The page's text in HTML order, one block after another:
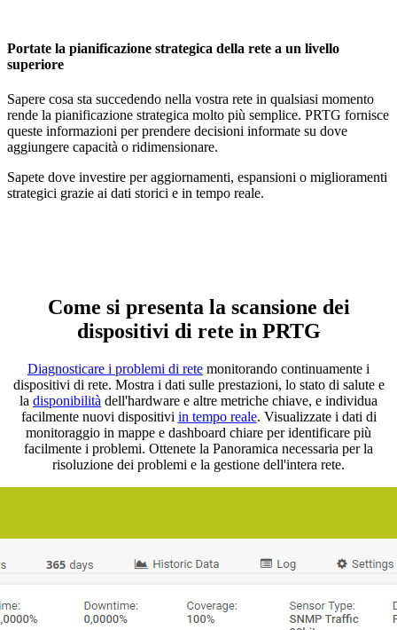
Portate la pianificazione strategica della rete a un livello
superiore
Sapere cosa sta succedendo nella vostra rete in qualsiasi momento
rende la pianificazione strategica molto più semplice. PRTG fornisce
queste informazioni per prendere decisioni informate su dove
aggiungere capacità o ridimensionare.
Sapete dove investire per aggiornamenti, espansioni o miglioramenti
strategici grazie ai dati storici e in tempo reale.
Come si presenta la scansione dei
dispositivi di rete in PRTG
Diagnosticare i problemi di rete monitorando continuamente i
dispositivi di rete. Mostra i dati sulle prestazioni, lo stato di salute e
la disponibilità dell'hardware e altre metriche chiave, e individua
facilmente nuovi dispositivi in tempo reale. Visualizzate i dati di
monitoraggio in mappe e dashboard chiare per identificare più
facilmente i problemi. Ottenete la Panoramica necessaria per la
risoluzione dei problemi e la gestione dell'intera rete.